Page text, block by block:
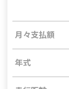
月々支払額
年式